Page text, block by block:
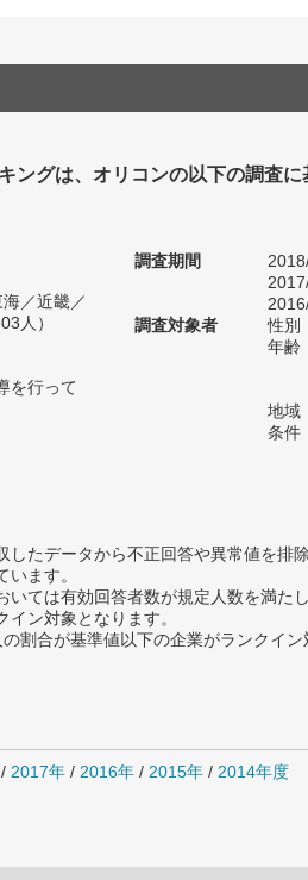
ングは、オリコンの以下の調査に
／近畿／
人）
を行って
調査期間
調査対象者
性別
年齢
地域
条件
たデータから不正回答や異常値を排除
ます。
ては有効回答者数が規定人数を満た
ン対象となります。
合が基準値以下の企業がランクイン
/ 2017年 / 2016年 / 2015年 / 2014年度